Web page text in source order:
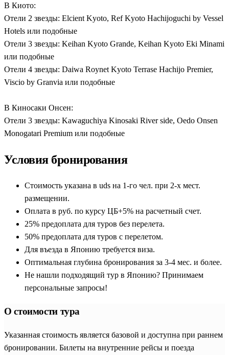
В Киото:
Отели 2 звезды: Elcient Kyoto, Ref Kyoto Hachijoguchi by Vessel
Hotels или подобные
Отели 3 звезды: Keihan Kyoto Grande, Keihan Kyoto Eki Minami
или подобные
Отели 4 звезды: Daiwa Roynet Kyoto Terrase Hachijo Premier,
Viscio by Granvia или подобные
В Киносаки Онсен:
Отели 3 звезды: Kawaguchiya Kinosaki River side, Oedo Onsen
Monogatari Premium или подобные
Условия бронирования
Стоимость указана в uds на 1-го чел. при 2-х мест.
размещении.
Оплата в руб. по курсу ЦБ+5% на расчетный счет.
25% предоплата для туров без перелета.
50% предоплата для туров с перелетом.
Для въезда в Японию требуется виза.
Оптимальная глубина бронирования за 3-4 мес. и более.
Не нашли подходящий тур в Японию? Принимаем
персональные запросы!
О стоимости тура
Указанная стоимость является базовой и доступна при раннем
бронировании. Билеты на внутренние рейсы и поезда